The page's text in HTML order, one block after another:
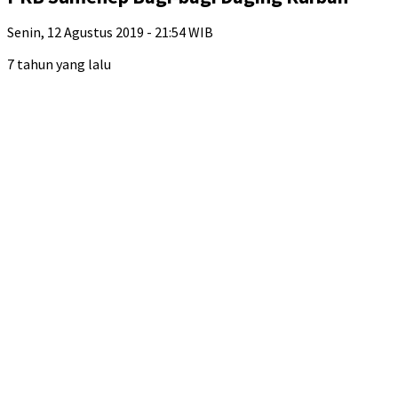
Senin, 12 Agustus 2019 - 21:54 WIB
7 tahun yang lalu